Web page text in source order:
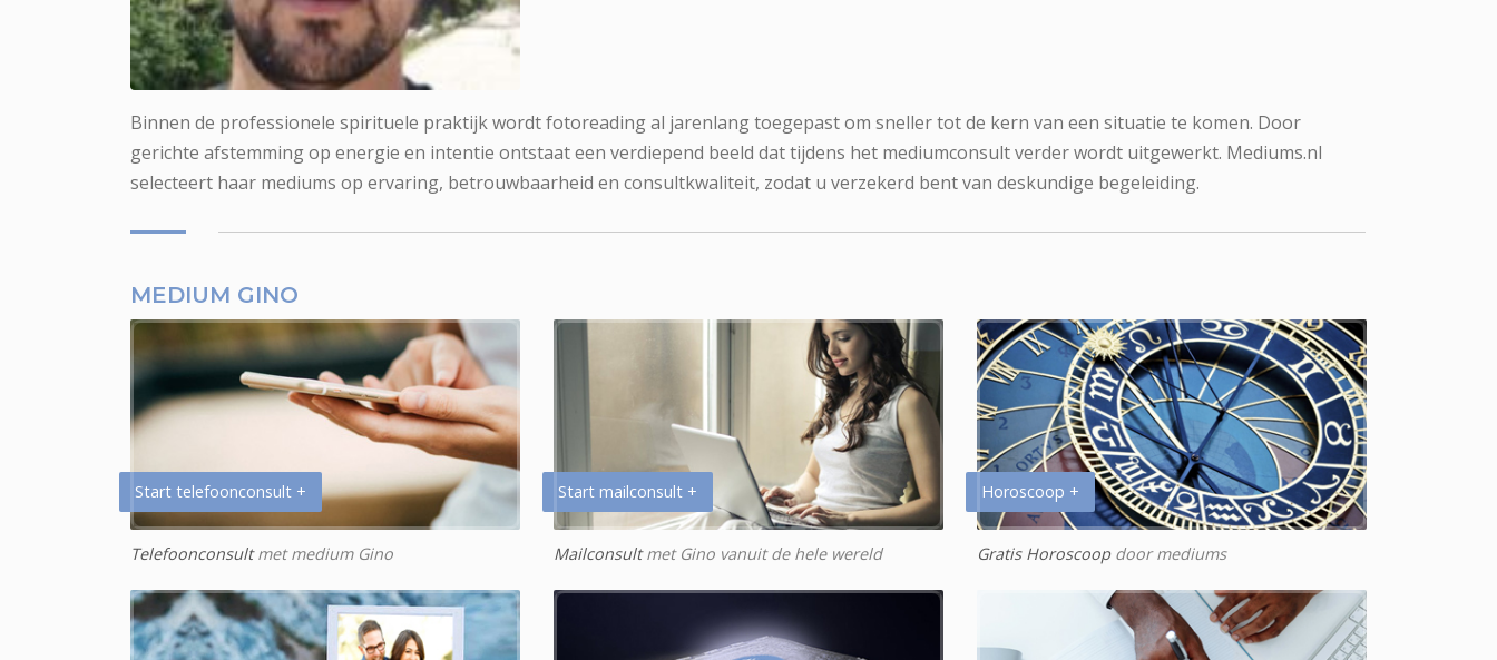
Binnen de professionele spirituele praktijk wordt fotoreading al jarenlang toegepast om sneller tot de kern van een situatie te komen. Door
gerichte afstemming op energie en intentie ontstaat een verdiepend beeld dat tijdens het mediumconsult verder wordt uitgewerkt. Mediums.nl
selecteert haar mediums op ervaring, betrouwbaarheid en consultkwaliteit, zodat u verzekerd bent van deskundige begeleiding.
MEDIUM GINO
Start telefoonconsult +
Telefoonconsultmet medium Gino
Start mailconsult +
Mailconsultmet Gino vanuit de hele wereld
Horoscoop +
Gratis Horoscoopdoor mediums